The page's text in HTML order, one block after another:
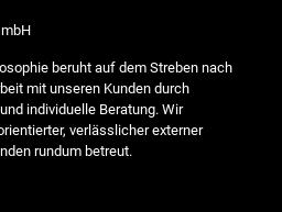
beruht auf dem Streben nach
mit unseren Kunden durch
individuelle Beratung. Wir
verlässlicher externer
rundum betreut.